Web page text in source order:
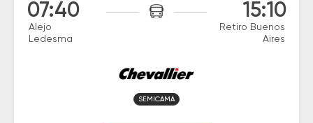
07:40
Alejo
Ledesma
15:10
Retiro Buenos
Aires
SEMICAMA